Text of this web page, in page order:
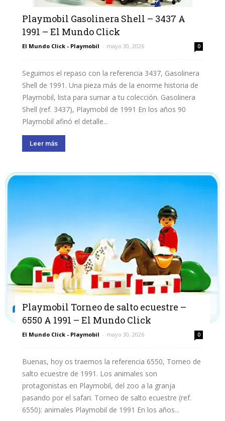
Playmobil Gasolinera Shell – 3437 A
1991 – El Mundo Click
El Mundo Click - Playmobil - mayo 30, 2026 0
Seguimos el repaso con la referencia 3437, Gasolinera
Shell de 1991. Una pieza más de la enorme historia de
Playmobil, lista para sumar a tu colección. Gasolinera
Shell (ref. 3437), Playmobil de 1991 En los años 90
Playmobil afinó el detalle...
Leer más
Playmobil Torneo de salto ecuestre –
6550 A 1991 – El Mundo Click
El Mundo Click - Playmobil - mayo 30, 2026 0
Buenas, hoy os traemos la referencia 6550, Torneo de
salto ecuestre de 1991. Los animales son
protagonistas en Playmobil, del zoo a la granja
pasando por el safari. Torneo de salto ecuestre (ref.
6550): animales Playmobil de 1991 En los años...